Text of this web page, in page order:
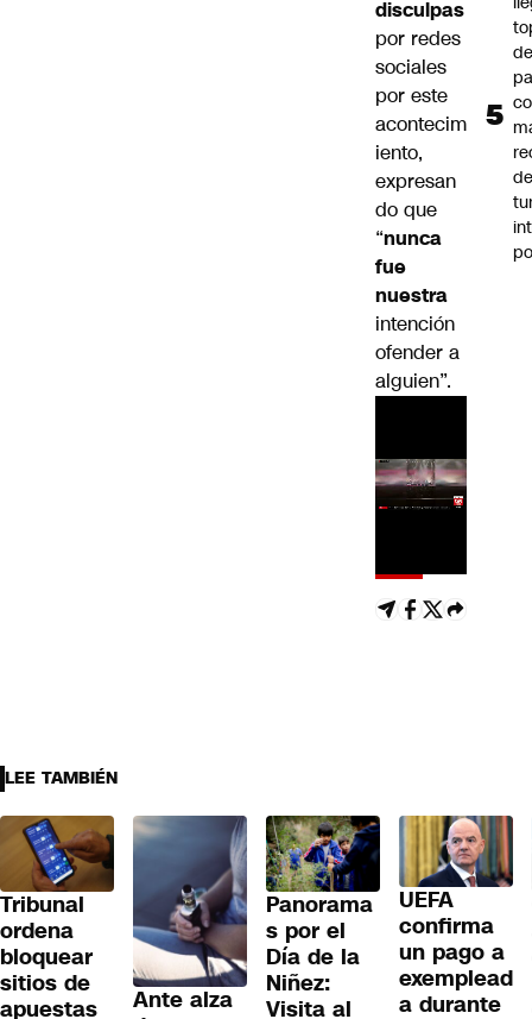
disculpas
por redes
sociales
por este
acontecim
iento,
expresan
do que
“nunca
fue
nuestra
intención
ofender a
alguien”.
LEE TAMBIÉN
Tribunal
ordena
bloquear
sitios de
apuestas
Ante alza
Panorama
s por el
Día de la
Niñez:
Visita al
UEFA
confirma
un pago a
exemplead
a durante